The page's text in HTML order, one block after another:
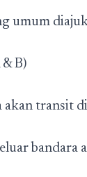
umum
B)
transit
bandara